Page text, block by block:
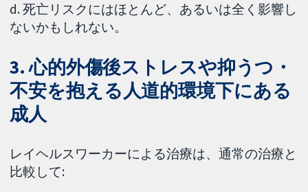
d. 死亡リスクにはほとんど、あるいは全く影響し
ないかもしれない。
3. 心的外傷後ストレスや抑うつ・
不安を抱える人道的環境下にある
成人
レイヘルスワーカーによる治療は、通常の治療と
比較して: